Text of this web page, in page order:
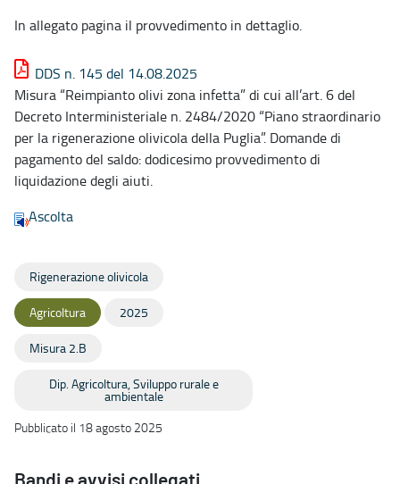
In allegato pagina il provvedimento in dettaglio.
DDS n. 145 del 14.08.2025
Misura “Reimpianto olivi zona infetta” di cui all’art. 6 del
Decreto Interministeriale n. 2484/2020 “Piano straordinario
per la rigenerazione olivicola della Puglia”. Domande di
pagamento del saldo: dodicesimo provvedimento di
liquidazione degli aiuti.
Ascolta
Rigenerazione olivicola
Agricoltura 2025
Misura 2.B
Dip. Agricoltura, Sviluppo rurale e
ambientale
Pubblicato il 18 agosto 2025